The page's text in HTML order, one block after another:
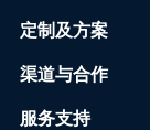
定制及方案
渠道与合作
服务支持